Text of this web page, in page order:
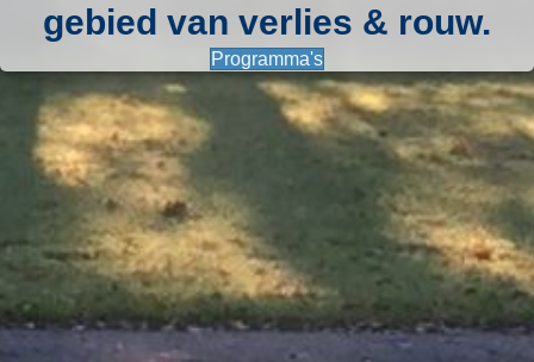
gebied van verlies & rouw.
Programma's